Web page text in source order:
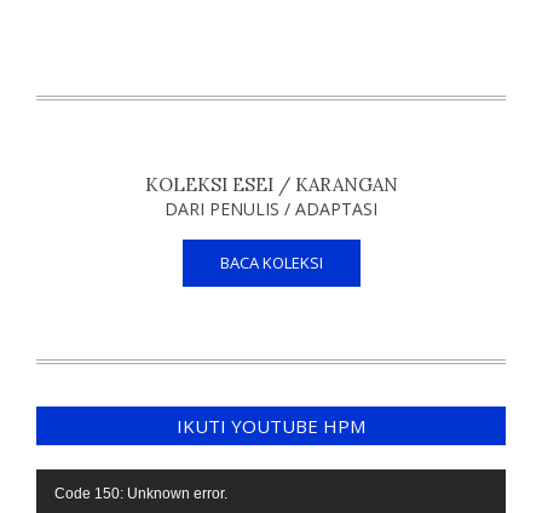
KOLEKSI ESEI / KARANGAN
DARI PENULIS / ADAPTASI
BACA KOLEKSI
IKUTI YOUTUBE HPM
Video
Code 150: Unknown error.